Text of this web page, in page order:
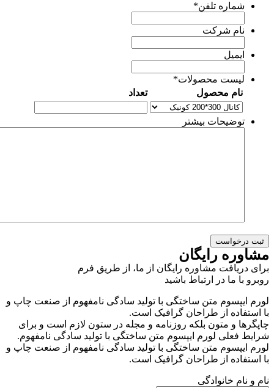
شماره تلفن*
نام شرکت
ایمیل
لیست محصولات*
نام محصول
تعداد
توضیحات بیشتر
رایگان
دریافت مشاوره رایگان از ما، از طریق فرم
با ما در ارتباط باشید
ایپسوم متن ساختگی با تولید سادگی نامفهوم از صنعت چاپ و
استفاده از طراحان گرافیک است.
و متون بلکه روزنامه و مجله در ستون لازم است و برای
فعلی لورم ایپسوم متن ساختگی با تولید سادگی نامفهوم.
ایپسوم متن ساختگی با تولید سادگی نامفهوم از صنعت چاپ و
استفاده از طراحان گرافیک است.
و نام خانوادگی